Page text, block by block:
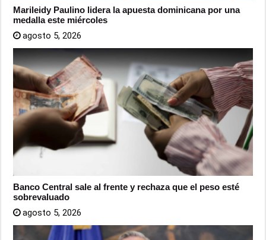
Marileidy Paulino lidera la apuesta dominicana por una
medalla este miércoles
agosto 5, 2026
Banco Central sale al frente y rechaza que el peso esté
sobrevaluado
agosto 5, 2026